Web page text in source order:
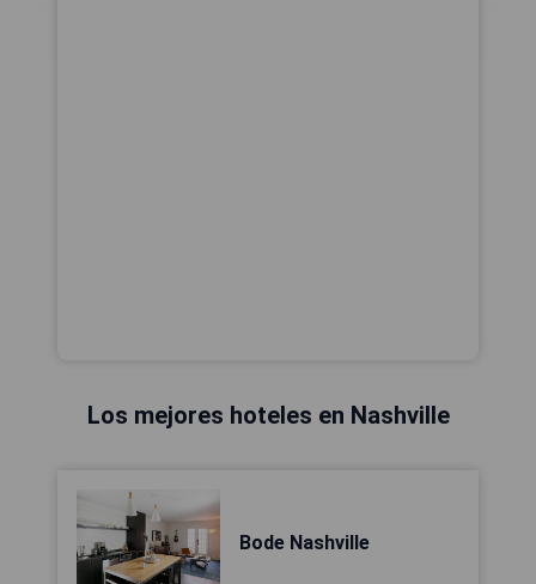
Los mejores hoteles en Nashville
Bode Nashville